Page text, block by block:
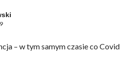
– w tym samym czasie co Covid